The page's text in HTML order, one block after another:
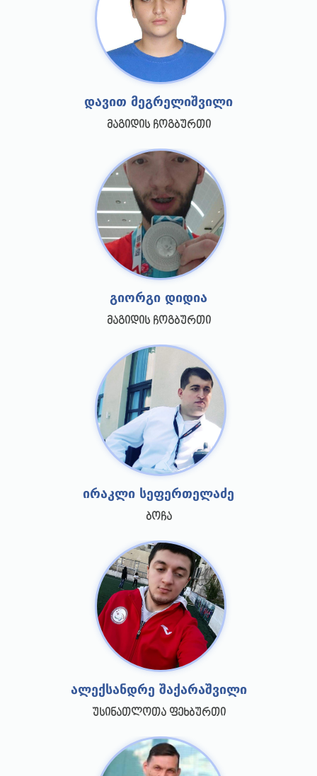
დავით მეგრელიშვილი
მაგიდის ჩოგბურთი
გიორგი დიდია
მაგიდის ჩოგბურთი
ირაკლი სეფერთელაძე
ბოჩა
ალექსანდრე შაქარაშვილი
უსინათლოთა ფეხბურთი